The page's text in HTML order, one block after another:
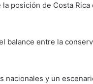
posición de Costa
balance entre la
nacionales y un